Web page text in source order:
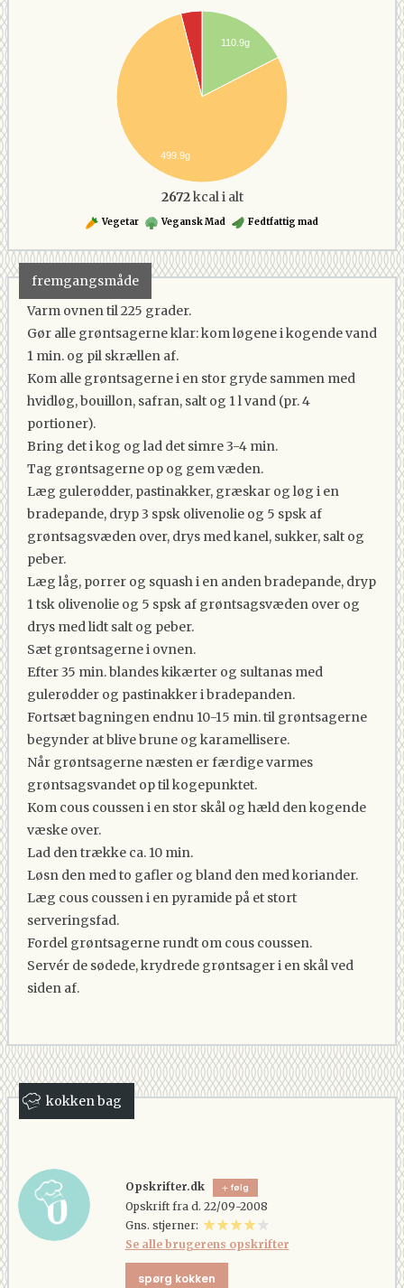
110.9g
499.9g
2672kcal i alt
Vegetar Vegansk Mad Fedtfattig mad
fremgangsmåde
Varm ovnen til 225 grader.
Gør alle grøntsagerne klar: kom løgene i kogende vand
1 min. og pil skrællen af.
Kom alle grøntsagerne i en stor gryde sammen med
hvidløg, bouillon, safran, salt og 1 l vand (pr. 4
portioner).
Bring det i kog og lad det simre 3-4 min.
Tag grøntsagerne op og gem væden.
Læg gulerødder, pastinakker, græskar og løg i en
bradepande, dryp 3 spsk olivenolie og 5 spsk af
grøntsagsvæden over, drys med kanel, sukker, salt og
peber.
Læg låg, porrer og squash i en anden bradepande, dryp
1 tsk olivenolie og 5 spsk af grøntsagsvæden over og
drys med lidt salt og peber.
Sæt grøntsagerne i ovnen.
Efter 35 min. blandes kikærter og sultanas med
gulerødder og pastinakker i bradepanden.
Fortsæt bagningen endnu 10-15 min. til grøntsagerne
begynder at blive brune og karamellisere.
Når grøntsagerne næsten er færdige varmes
grøntsagsvandet op til kogepunktet.
Kom cous coussen i en stor skål og hæld den kogende
væske over.
Lad den trække ca. 10 min.
Løsn den med to gafler og bland den med koriander.
Læg cous coussen i en pyramide på et stort
serveringsfad.
Fordel grøntsagerne rundt om cous coussen.
Servér de sødede, krydrede grøntsager i en skål ved
siden af.
kokken bag
Opskrifter.dk følg
Opskrift fra d. 22/09-2008
Gns. stjerner:
Se alle brugerens opskrifter
spørg kokken